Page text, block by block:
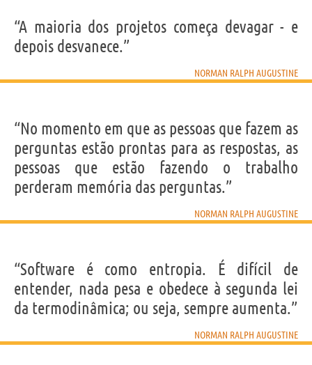
Nome Norman Ralph
Sobrenome Augustine
Nascido 27 Julho 1935 em Denver
Gênero masculino
Signo do zodíaco Leão
Frases, citações e aforismos de Norman Ralph Augustine
5 EM PORTUGUÊS
Personagens relacionados porPROFISSÃO CONTEÚDOS
“A maioria dos projetos começa devagar - e
depois desvanece.”
NORMAN RALPH AUGUSTINE
“No momento em que as pessoas que fazem as
perguntas estão prontas para as respostas, as
pessoas que estão fazendo o trabalho
perderam memória das perguntas.”
NORMAN RALPH AUGUSTINE
“Software é como entropia. É difícil de
entender, nada pesa e obedece à segunda lei
da termodinâmica; ou seja, sempre aumenta.”
NORMAN RALPH AUGUSTINE